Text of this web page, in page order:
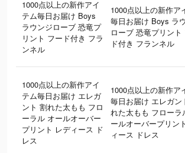
1000点以上の新作アイ
テム毎日お届け Boys
ラウンジローブ 恐竜プ
リント フード付き フラ
ンネル
1000点以上の新作ア
毎日お届け Boys ラ
ローブ 恐竜プリント
ド付き フランネル
1000点以上の新作アイ
テム毎日お届け エレガ
ント 割れた太もも フロ
ーラル オールオーバー
プリント レディース ド
レス
1000点以上の新作ア
毎日お届け エレガン
れた太もも フローラ
ールオーバープリン
ィース ドレス